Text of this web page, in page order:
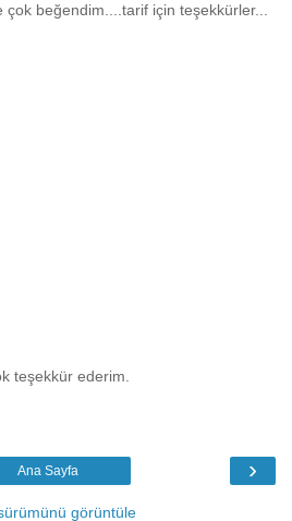
çok beğendim....tarif için teşekkürler...
teşekkür ederim.
›
Ana Sayfa
görüntüle